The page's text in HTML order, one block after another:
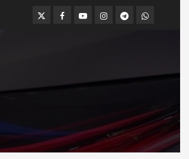
TwitterFacebook
YoutubeInstagram
TelegramWhatsApp